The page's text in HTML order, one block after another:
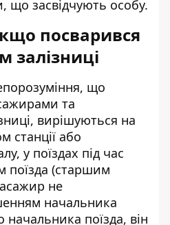
що засвідчують особу.
посварився
залізниці
що
та
вирішуються на
станції або
у поїздах під час
поїзда (старшим
не
начальника
начальника поїзда, він